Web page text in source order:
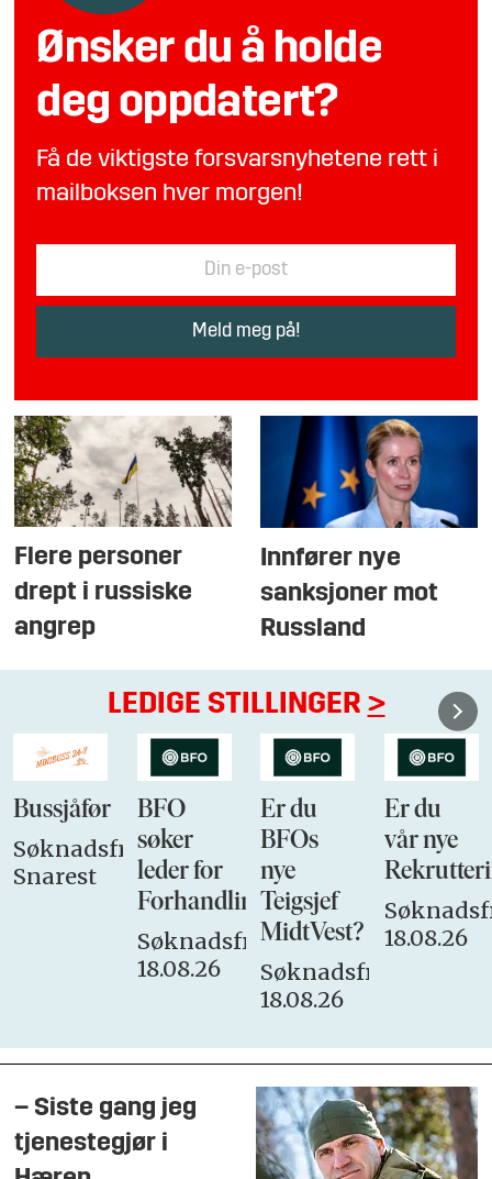
Ønsker du å holde
deg oppdatert?
Få de viktigste forsvarsnyhetene rett i
mailboksen hver morgen!
Flere personer
drept i russiske
angrep
Innfører nye
sanksjoner mot
Russland
LEDIGE STILLINGER >
Bussjåfør
Søknadsfrist:
Snarest
BFO
søker
leder for
Forhandlingsutvalget
Søknadsfrist:
18.08.26
Er du
BFOs
nye
Teigsjef
MidtVest?
Søknadsfrist:
18.08.26
Er du
vår nye
18.08.26
– Siste gang jeg
tjenestegjør i